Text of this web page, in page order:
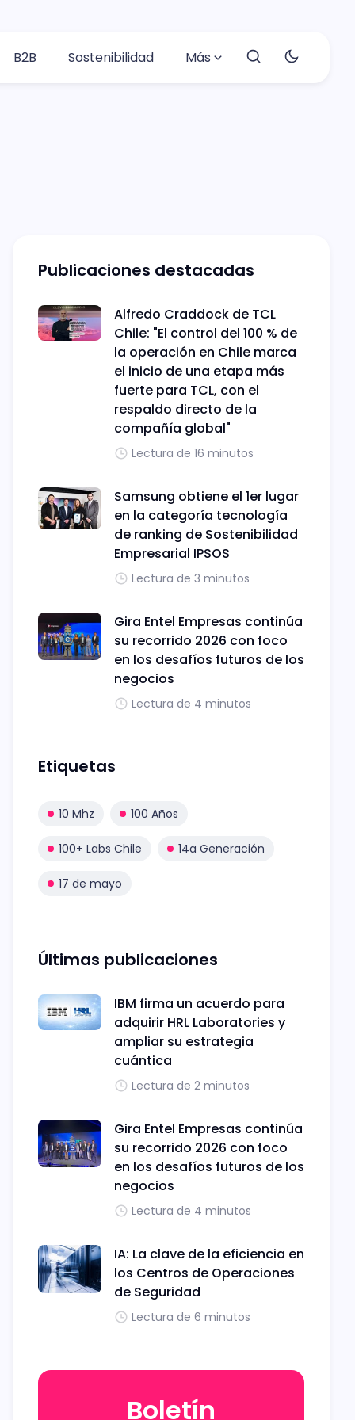
B2B Sostenibilidad Más
Publicaciones destacadas
Alfredo Craddock de TCL
Chile: "El control del 100 % de
la operación en Chile marca
el inicio de una etapa más
fuerte para TCL, con el
respaldo directo de la
compañía global"
Lectura de 16 minutos
Samsung obtiene el 1er lugar
en la categoría tecnología
de ranking de Sostenibilidad
Empresarial IPSOS
Lectura de 3 minutos
Gira Entel Empresas continúa
su recorrido 2026 con foco
en los desafíos futuros de los
negocios
Lectura de 4 minutos
Etiquetas
10 Mhz 100 Años
100+ Labs Chile 14a Generación
17 de mayo
Últimas publicaciones
IBM firma un acuerdo para
adquirir HRL Laboratories y
ampliar su estrategia
cuántica
Lectura de 2 minutos
Gira Entel Empresas continúa
su recorrido 2026 con foco
en los desafíos futuros de los
negocios
Lectura de 4 minutos
IA: La clave de la eficiencia en
los Centros de Operaciones
de Seguridad
Lectura de 6 minutos
Boletín